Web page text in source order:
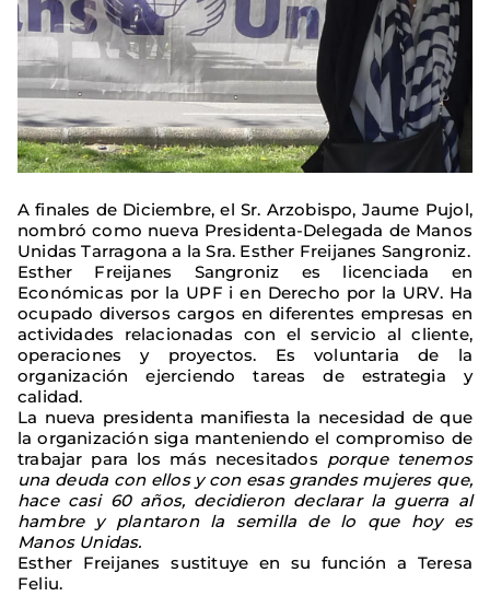
A finales de Diciembre, el Sr. Arzobispo, Jaume Pujol,
nombró como nueva Presidenta-Delegada de Manos
Unidas Tarragona a la Sra. Esther Freijanes Sangroniz.
Esther Freijanes Sangroniz es licenciada en
Económicas por la UPF i en Derecho por la URV. Ha
ocupado diversos cargos en diferentes empresas en
actividades relacionadas con el servicio al cliente,
operaciones y proyectos. Es voluntaria de la
organización ejerciendo tareas de estrategia y
calidad.
La nueva presidenta manifiesta la necesidad de que
la organización siga manteniendo el compromiso de
trabajar para los más necesitados porque tenemos
una deuda con ellos y con esas grandes mujeres que,
hace casi 60 años, decidieron declarar la guerra al
hambre y plantaron la semilla de lo que hoy es
Manos Unidas.
Esther Freijanes sustituye en su función a Teresa
Feliu.